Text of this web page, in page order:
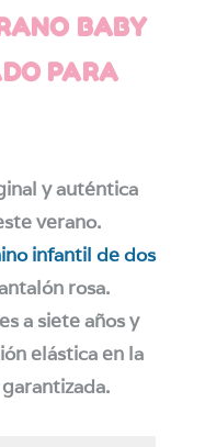
BABY
PARA
y auténtica
verano.
infantil de dos
rosa.
a siete años y
elástica en la